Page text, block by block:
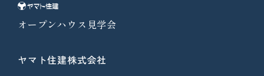
オープンハウス見学会
ヤマト住建株式会社